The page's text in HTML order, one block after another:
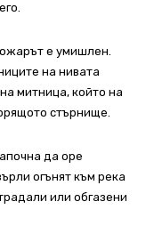
е умишлен.
на нивата
митница, който на
стърнище.
да оре
огънят към река
или обгазени